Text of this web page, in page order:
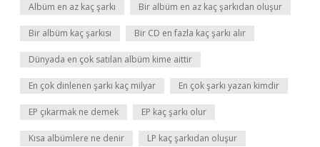
Albüm en az kaç şarkı Bir albüm en az kaç şarkıdan oluşur
Bir albüm kaç şarkısı Bir CD en fazla kaç şarkı alır
Dünyada en çok satılan albüm kime aittir
En çok dinlenen şarkı kaç milyar En çok şarkı yazan kimdir
EP çıkarmak ne demek EP kaç şarkı olur
Kısa albümlere ne denir LP kaç şarkıdan oluşur